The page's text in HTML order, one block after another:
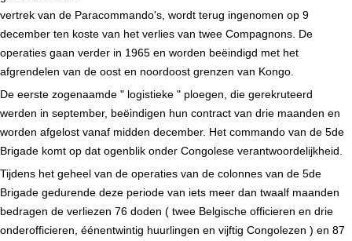
vertrek van de Paracommando's, wordt terug ingenomen op 9
december ten koste van het verlies van twee Compagnons. De
operaties gaan verder in 1965 en worden beëindigd met het
afgrendelen van de oost en noordoost grenzen van Kongo.
De eerste zogenaamde " logistieke " ploegen, die gerekruteerd
werden in september, beëindigen hun contract van drie maanden en
worden afgelost vanaf midden december. Het commando van de 5de
Brigade komt op dat ogenblik onder Congolese verantwoordelijkheid.
Tijdens het geheel van de operaties van de colonnes van de 5de
Brigade gedurende deze periode van iets meer dan twaalf maanden
bedragen de verliezen 76 doden ( twee Belgische officieren en drie
onderofficieren, éénentwintig huurlingen en vijftig Congolezen ) en 87